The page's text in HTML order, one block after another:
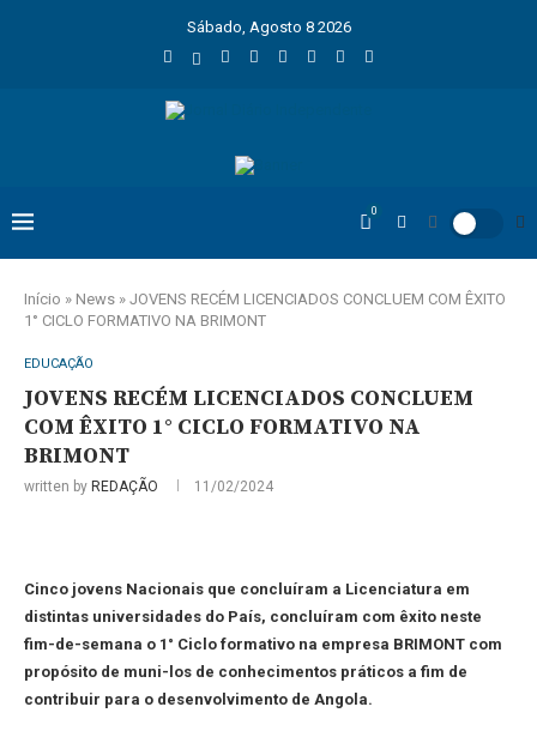
Sábado, Agosto 8 2026
0
Início » News » JOVENS RECÉM LICENCIADOS CONCLUEM COM ÊXITO
1° CICLO FORMATIVO NA BRIMONT
EDUCAÇÃO
JOVENS RECÉM LICENCIADOS CONCLUEM
COM ÊXITO 1° CICLO FORMATIVO NA
BRIMONT
written by REDAÇÃO 11/02/2024
Cinco jovens Nacionais que concluíram a Licenciatura em
distintas universidades do País, concluíram com êxito neste
fim-de-semana o 1° Ciclo formativo na empresa BRIMONT com
propósito de muni-los de conhecimentos práticos a fim de
contribuir para o desenvolvimento de Angola.